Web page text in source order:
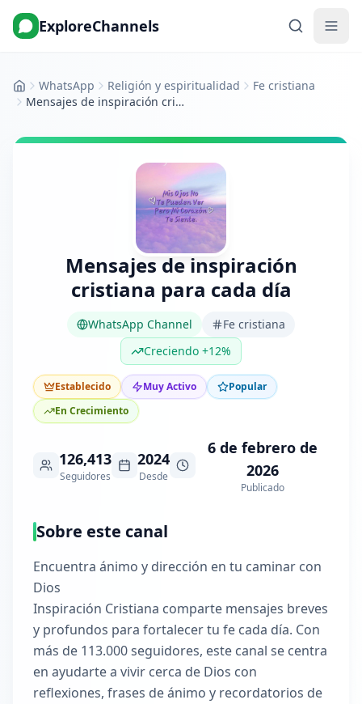
ExploreChannels
InicioWhatsApp Religión y espiritualidad
Fe cristiana
Mensajes de inspiración cristiana para cada día
Mensajes de inspiración
cristiana para cada día
WhatsApp Channel
Fe cristiana
Creciendo +12%
Establecido Muy Activo
Popular
En Crecimiento
126,413
Seguidores
2024
Desde
6 de febrero de
2026
Publicado
Sobre este canal
Encuentra ánimo y dirección en tu caminar con
Dios
Inspiración Cristiana comparte mensajes breves
y profundos para fortalecer tu fe cada día. Con
más de 113.000 seguidores, este canal se centra
en ayudarte a vivir cerca de Dios con
reflexiones, frases de ánimo y recordatorios de